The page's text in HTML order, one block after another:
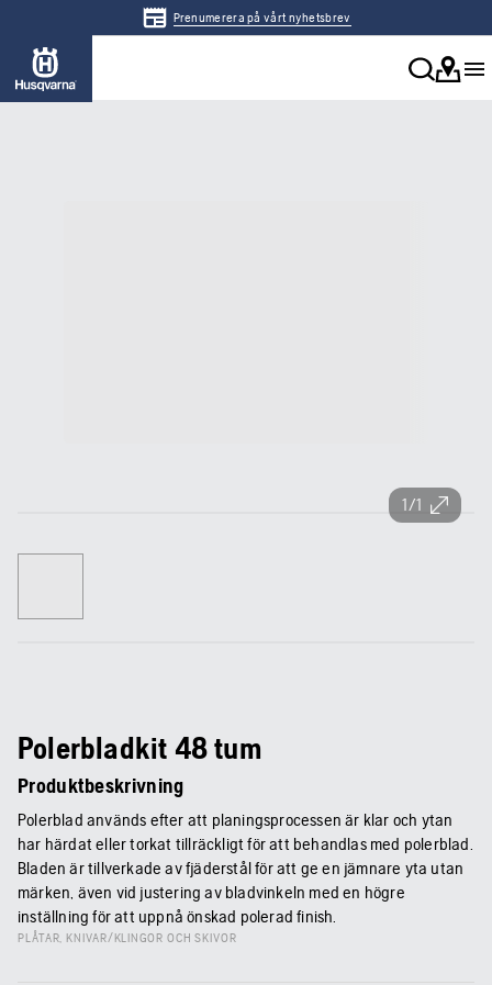
Prenumerera på vårt nyhetsbrev
1/1
Polerbladkit 48 tum
Produktbeskrivning
Polerblad används efter att planingsprocessen är klar och ytan
har härdat eller torkat tillräckligt för att behandlas med polerblad.
Bladen är tillverkade av fjäderstål för att ge en jämnare yta utan
märken, även vid justering av bladvinkeln med en högre
inställning för att uppnå önskad polerad finish.
PLÅTAR, KNIVAR/KLINGOR OCH SKIVOR